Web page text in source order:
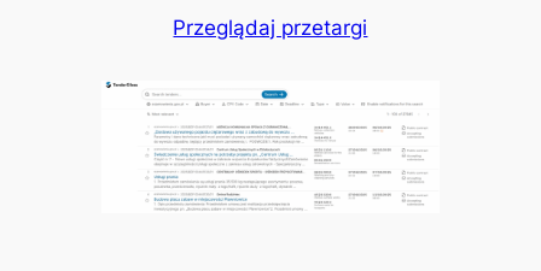
Przeglądaj przetargi